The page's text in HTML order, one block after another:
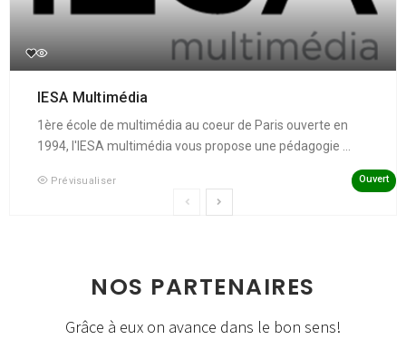
IESA Multimédia
1ère école de multimédia au coeur de Paris ouverte en
1994, l'IESA multimédia vous propose une pédagogie ...
Prévisualiser Ouvert
NOS PARTENAIRES
Grâce à eux on avance dans le bon sens!